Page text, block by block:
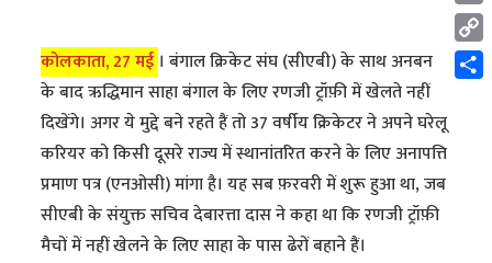
कोलकाता, 27 मई । बंगाल क्रिकेट संघ (सीएबी) के साथ अनबन
के बाद​ ऋद्धिमान साहा बंगाल के लिए रणजी ट्रॉफ़ी में खेलते नहीं
दिखेंगे। अगर ये मुद्दे बने रहते हैं तो 37 वर्षीय क्रिकेटर ने अपने घरेलू
करियर को किसी दूसरे राज्य में स्थानांतरित करने के लिए अनापत्ति
प्रमाण पत्र (एनओसी) मांगा है। यह सब फ़रवरी में शुरू हुआ था, जब
सीएबी के संयुक्त सचिव देबारत्ता दास ने कहा था कि रणजी ट्रॉफ़ी
मैचों में नहीं खेलने के लिए साहा के पास ढेरों बहाने हैं।
Copy
Link